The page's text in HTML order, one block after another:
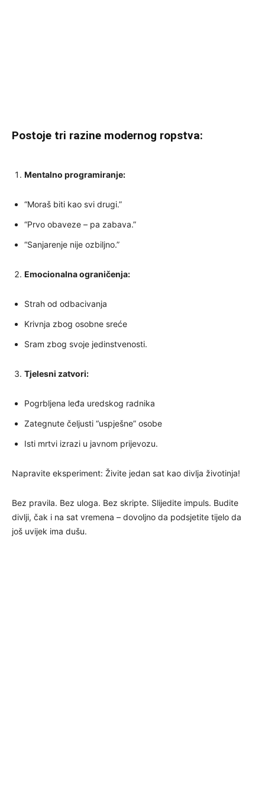
Postoje tri razine modernog ropstva:
Mentalno programiranje:
“Moraš biti kao svi drugi.”
“Prvo obaveze – pa zabava.”
“Sanjarenje nije ozbiljno.”
Emocionalna ograničenja:
Strah od odbacivanja
Krivnja zbog osobne sreće
Sram zbog svoje jedinstvenosti.
Tjelesni zatvori:
Pogrbljena leđa uredskog radnika
Zategnute čeljusti “uspješne” osobe
Isti mrtvi izrazi u javnom prijevozu.
Napravite eksperiment: Živite jedan sat kao divlja životinja!
Bez pravila. Bez uloga. Bez skripte. Slijedite impuls. Budite
divlji, čak i na sat vremena – dovoljno da podsjetite tijelo da
još uvijek ima dušu.